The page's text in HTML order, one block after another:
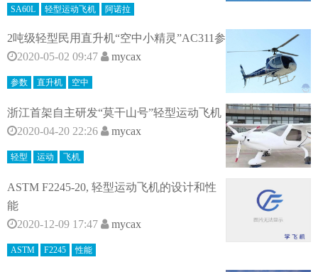
SA60L 轻型运动飞机 阿诺拉
2吨级轻型民用直升机“空中小精灵”AC311参
2020-05-02 09:47
mycax
参数 直升机 空中
浙江首架自主研发“莫干山号”轻型运动飞机
2020-04-20 22:26
mycax
轻型 运动 飞机
ASTM F2245-20, 轻型运动飞机的设计和性
能
2020-12-09 17:47
mycax
ASTM F2245 性能